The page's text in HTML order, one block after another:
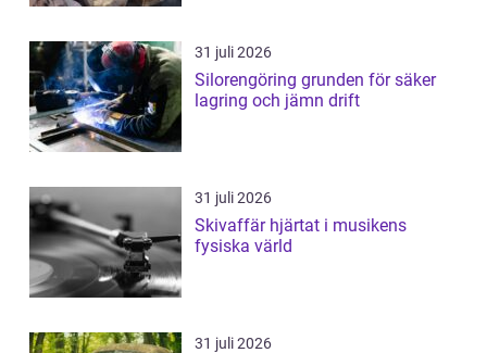
31 juli 2026
Silorengöring grunden för säker
lagring och jämn drift
31 juli 2026
Skivaffär hjärtat i musikens
fysiska värld
31 juli 2026